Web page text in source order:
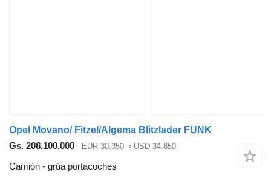
Opel Movano/ Fitzel/Algema Blitzlader FUNK
Gs. 208.100.000
EUR 30.350 ≈ USD 34.850
Camión - grúa portacoches